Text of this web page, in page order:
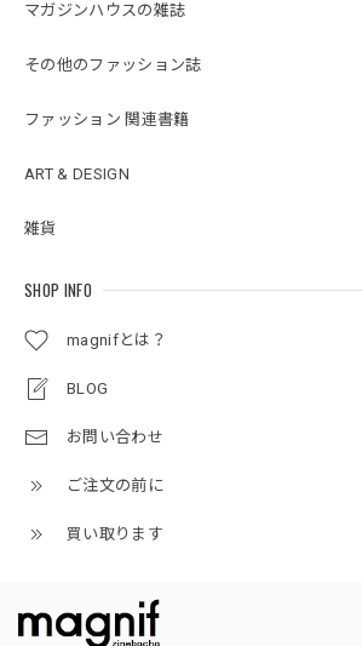
マガジンハウスの雑誌
その他のファッション誌
ファッション 関連書籍
ART & DESIGN
雑貨
SHOP INFO
magnifとは？
BLOG
お問い合わせ
ご注文の前に
買い取ります